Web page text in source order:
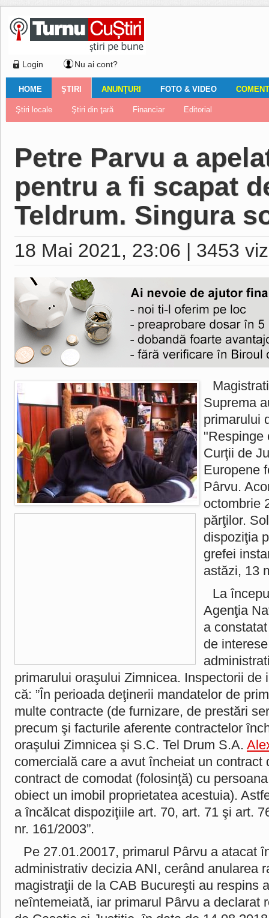
Login Nu ai cont?
HOME
Ştiri locale Turnaţi aici! Nemulţumirile localnicilor
ŞTIRI
Ştiri locale Ştiri din ţară Financiar Editorial
ANUNŢURI
Imobiliare Auto Închirieri Vânzări Locuri de muncă
FOTO & VIDEO
Galerii Foto Galerii video
Comentariul zilei
Petre Parvu a
pentru a fi scapat
Teldrum. Singura
18 Mai 2021, 23:06 | 3453
Suprema
primarului
"Respinge
Curţii de
Europene
Pârvu.
octombrie
părţilor.
dispoziţia
grefei
astăzi, 13
La
Agenţia
a
de
primarului oraşului Zimnicea. Inspectorii de
că: ”În perioada deţinerii mandatelor de
multe contracte (de furnizare, de prestări
precum şi facturile aferente contractelor
oraşului Zimnicea şi S.C. Tel Drum S.A.
comercială care a avut încheiat un contract
contract de comodat (folosinţă) cu
obiect un imobil proprietatea acestuia).
a încălcat dispoziţiile art. 70, art. 71 şi art.
nr. 161/2003”.
Pe 27.01.20017, primarul Pârvu a atacat
administrativ decizia ANI, cerând anularea
magistraţii de la CAB Bucureşti au respins
neîntemeiată, iar primarul Pârvu a declarat